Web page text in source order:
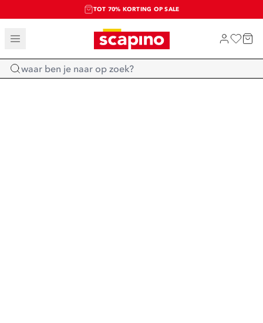
TOT 70% KORTING OP SALE
SALE: LAATSTE KANS!
SHOP NIEUW
Home